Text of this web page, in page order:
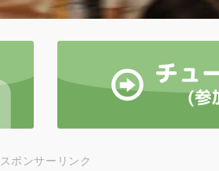
スポンサーリンク